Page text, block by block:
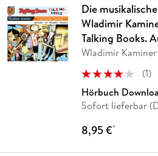
Die
Wladimir
Talking Books.
Wladimir Kaminer
(1)
Hörbuch
Sofort lieferbar
8,95 €*